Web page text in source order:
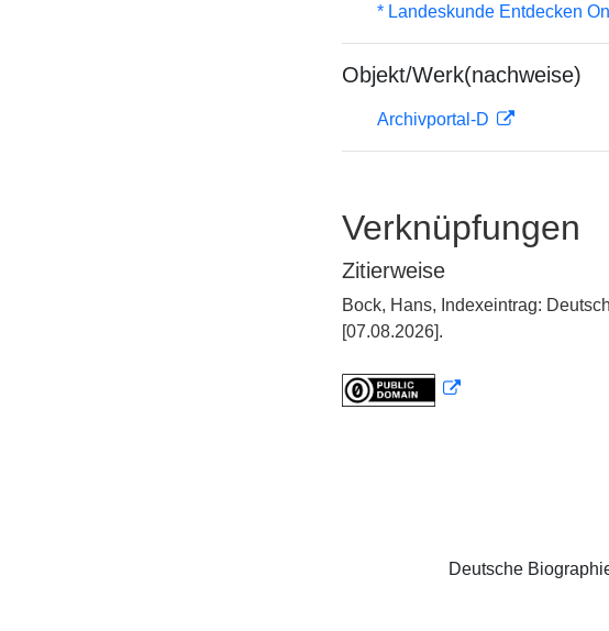
* Landeskunde Entdecken
Objekt/Werk(nachweise)
Archivportal-D
Verknüpfungen
Zitierweise
Bock, Hans, Indexeintrag:
[07.08.2026].
Deutsche